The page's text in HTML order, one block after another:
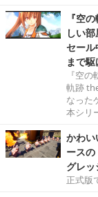
『空
しい
セー
まで
『空
軌跡
なった
本シリ
かわ
ース
グレ
正式版